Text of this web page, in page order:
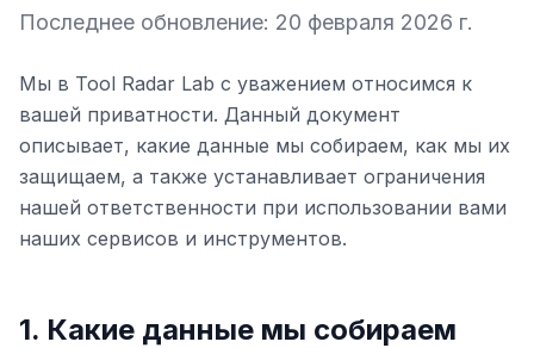
Последнее обновление: 20 февраля 2026 г.
Мы в Tool Radar Lab с уважением относимся к
вашей приватности. Данный документ
описывает, какие данные мы собираем, как мы их
защищаем, а также устанавливает ограничения
нашей ответственности при использовании вами
наших сервисов и инструментов.
1. Какие данные мы собираем